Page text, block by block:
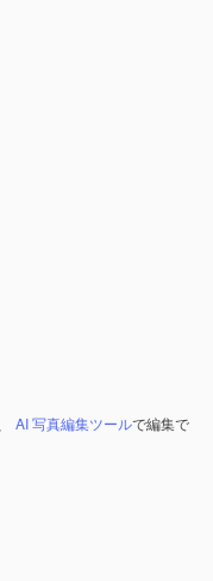
AI 写真編集ツールで編集で